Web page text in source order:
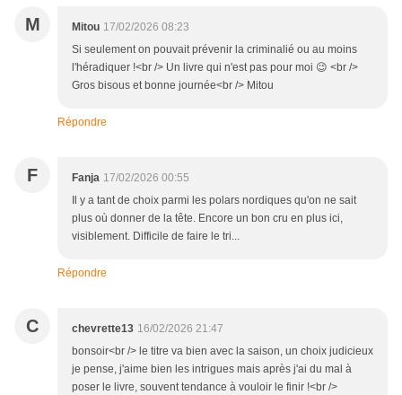
M Mitou 17/02/2026 08:23
Si seulement on pouvait prévenir la criminalié ou au moins
l'héradiquer !<br /> Un livre qui n'est pas pour moi 😉 <br />
Gros bisous et bonne journée<br /> Mitou
Répondre
F Fanja 17/02/2026 00:55
Il y a tant de choix parmi les polars nordiques qu'on ne sait
plus où donner de la tête. Encore un bon cru en plus ici,
visiblement. Difficile de faire le tri...
Répondre
C chevrette13 16/02/2026 21:47
bonsoir<br /> le titre va bien avec la saison, un choix judicieux
je pense, j'aime bien les intrigues mais après j'ai du mal à
poser le livre, souvent tendance à vouloir le finir !<br />